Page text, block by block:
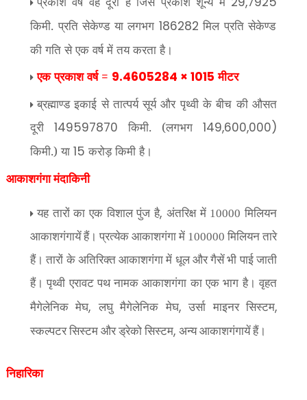
किमी. प्रति सेकेण्ड या लगभग 186282 मिल प्रति सेकेण्ड
की गति से एक वर्ष में तय करता है।
एक प्रकाश वर्ष = 9.4605284 × 1015 मीटर
ब्रह्माण्ड इकाई से तात्पर्य सूर्य और पृथ्वी के बीच की औसत
दूरी 149597870 किमी. (लगभग149,600,000)
किमी.) या 15 करोड़ किमी है।
आकाशगंगा मंदाकिनी
यह तारों का एक विशाल पुंज है, अंतरिक्ष में 10000 मिलियन
आकाशगंगायें हैं। प्रत्येक आकाशगंगा में 100000 मिलियन तारे
हैं। तारों के अतिरिक्त आकाशगंगा में धूल और गैसें भी पाई जाती
हैं। पृथ्वी एरावट पथ नामक आकाशगंगा का एक भाग है। वृहत
मैगेलेनिक मेघ, लघु मैगेलेनिक मेघ,उर्सा माइनर सिस्टम,
स्कल्पटर सिस्टम और ड्रेको सिस्टम, अन्य आकाशगंगायें हैं।
निहारिका